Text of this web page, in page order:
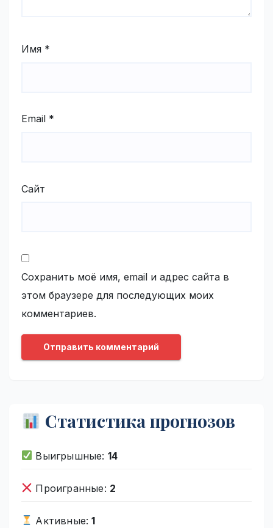
Имя *
Email *
Сайт
Сохранить моё имя, email и адрес сайта в
этом браузере для последующих моих
комментариев.
Статистика прогнозов
Выигрышные: 14
Проигранные: 2
Активные:1